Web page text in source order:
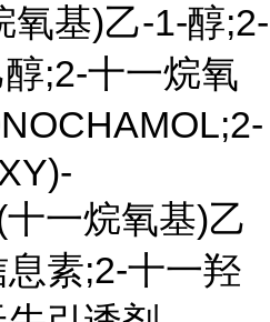
氧基)乙-1-醇;2-
;2-十一烷氧
一烷氧基)乙
素;2-十一羟